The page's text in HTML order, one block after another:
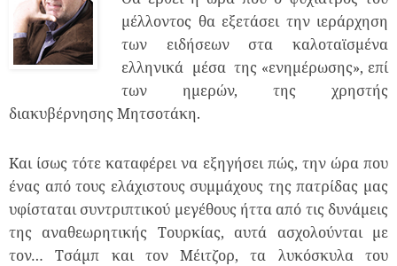
μέλλοντος θα εξετάσει την ιεράρχηση
των ειδήσεων στα καλοταϊσμένα
ελληνικά μέσα της «ενημέρωσης», επί
των ημερών, της χρηστής
διακυβέρνησης Μητσοτάκη.
Και ίσως τότε καταφέρει να εξηγήσει πώς, την ώρα που
ένας από τους ελάχιστους συμμάχους της πατρίδας μας
υφίσταται συντριπτικού μεγέθους ήττα από τις δυνάμεις
της αναθεωρητικής Τουρκίας, αυτά ασχολούνται με
τον… Τσάμπ και τον Μέιτζορ, τα λυκόσκυλα του